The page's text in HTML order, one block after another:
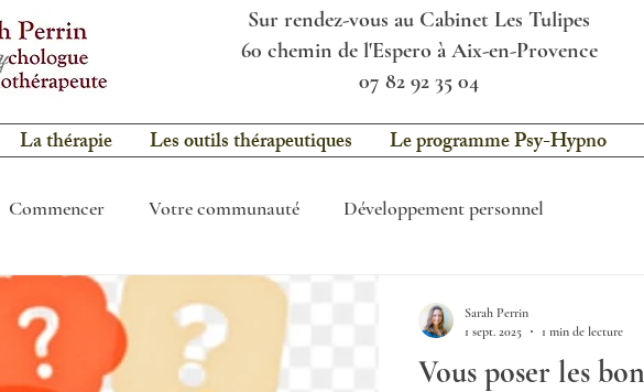
Sur rendez-vous au Cabinet Les Tulipes
60 chemin de l'Espero à Aix-en-Provence
07 82 92 35 04
La thérapie Les outils thérapeutiques Le programme Psy-Hypno
Commencer Votre communauté Développement personnel
Vous poser les
Sarah Perrin
1 sept. 2025
1 min de lecture